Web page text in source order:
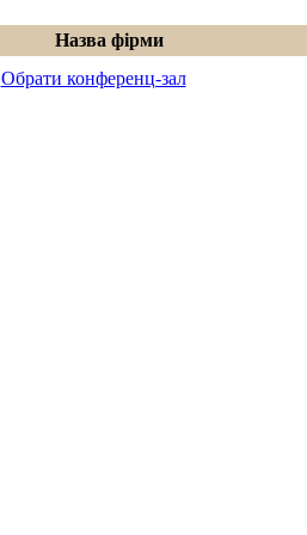
Назва фірми
Обрати конференц-зал